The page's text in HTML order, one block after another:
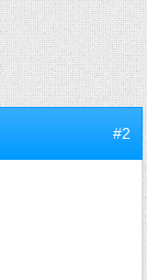
#2